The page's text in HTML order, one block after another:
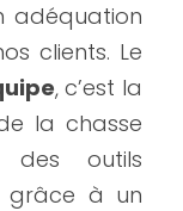
adéquation
, c’est la
la chasse
des outils
grâce à un